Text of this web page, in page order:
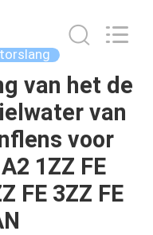
van het de
van
voor
1ZZ FE
FE 3ZZ FE